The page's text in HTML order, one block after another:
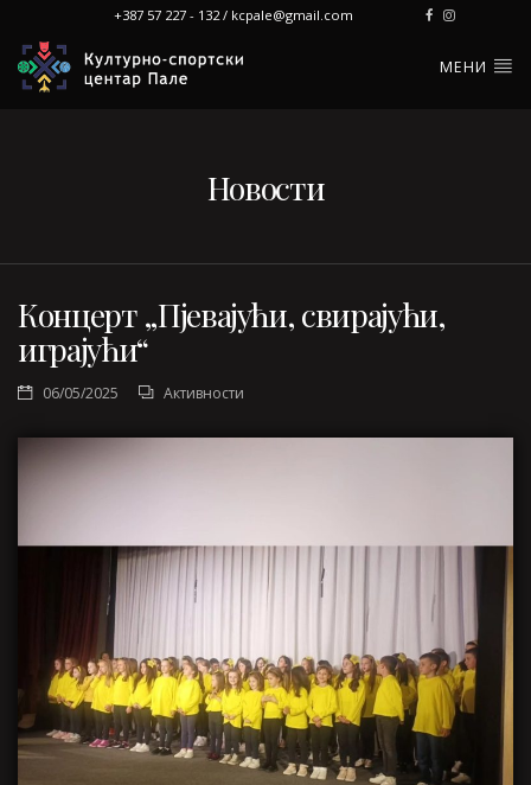
+387 57 227 - 132 / kcpale@gmail.com
МЕНИ
Новости
Концерт „Пјевајући, свирајући,
играјући“
06/05/2025 Активности